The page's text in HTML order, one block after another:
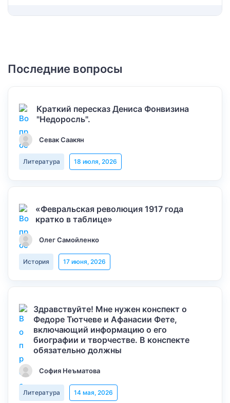
Последние вопросы
Краткий пересказ Дениса Фонвизина
"Недоросль".
Севак Саакян
Литература 18 июля, 2026
«Февральская революция 1917 года
кратко в таблице»
Олег Самойленко
История 17 июня, 2026
Здравствуйте! Мне нужен конспект о
Федоре Тютчеве и Афанасии Фете,
включающий информацию о его
биографии и творчестве. В конспекте
обязательно должны
София Неъматова
Литература 14 мая, 2026